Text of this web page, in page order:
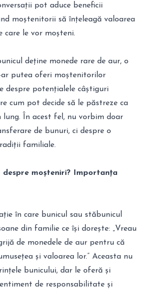
pot aduce beneficii
moștenitorii să înțeleagă valoarea
care le vor moșteni.
deține monede rare de aur, o
ar putea oferi moștenitorilor
despre potențialele câștiguri
cum pot decide să le păstreze ca
În acest fel, nu vorbim doar
de bunuri, ci despre o
familiale.
despre moșteniri? Importanța
în care bunicul sau stăbunicul
din familie ce își dorește: „Vreau
de monedele de aur pentru că
și valoarea lor.” Aceasta nu
bunicului, dar le oferă și
de responsabilitate și